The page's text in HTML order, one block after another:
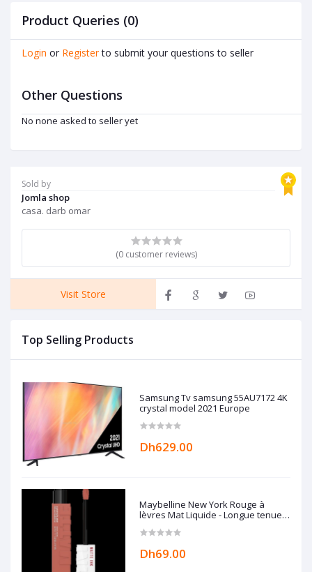
Sold by
Jomla shop
casa. darb omar
(0 customer reviews)
Visit Store
Top Selling Products
Samsung Tv samsung 55AU7172 4K
crystal model 2021 Europe
Dh629.00
Maybelline New York Rouge à
lèvres Mat Liquide - Longue tenue
SEDUCTRESS - 5 ml
Dh69.00
Product Queries (0)
Login or Register to submit your questions to seller
Other Questions
No none asked to seller yet